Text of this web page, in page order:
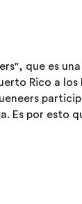
que es una
Rico a los
Es por esto